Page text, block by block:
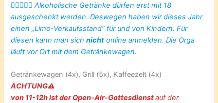
👮🏼‍♀️☝🏼 Alkoholische Getränke dürfen erst mit 18
ausgeschenkt werden. Deswegen haben wir dieses Jahr
einen „Limo-Verkaufsstand“ für und von Kindern. Für
diesen kann man sichnicht online anmelden. Die Orga
läuft vor Ort mit dem Getränkewagen.
Getränkewagen (4x), Grill (5x), Kaffeezelt (4x)
ACHTUNG⚠️
von 11-12h ist der Open-Air-Gottesdienstauf der